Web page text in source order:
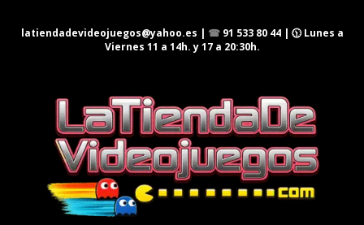
latiendadevideojuegos@yahoo.es | ☎ 91 533 80 44| 🕦 Lunes a
Viernes 11 a 14h. y 17 a 20:30h.